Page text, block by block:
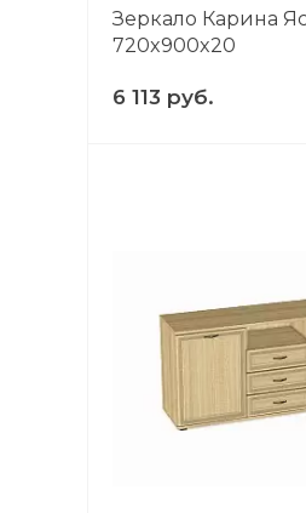
Зеркало Карина
720x900x20
6 113 руб.